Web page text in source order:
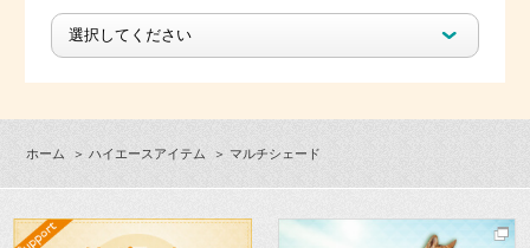
ホーム ＞ハイエースアイテム ＞ マルチシェード